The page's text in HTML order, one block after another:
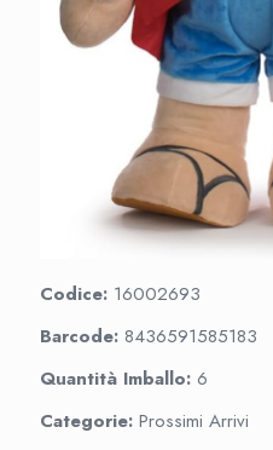
Codice: 16002693
Barcode: 8436591585183
Quantità Imballo: 6
Categorie: Prossimi Arrivi